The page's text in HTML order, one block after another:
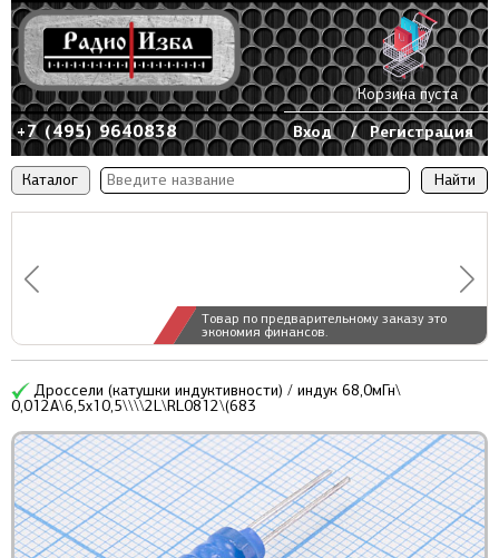
Каталог
Товар по предварительному заказу это
экономия финансов.
+7 (495) 9640838 Вход / Регистрация
Корзина пуста
Дроссели (катушки индуктивности) / индук 68,0мГн\
0,012А\6,5x10,5\\\\2L\RL0812\(683